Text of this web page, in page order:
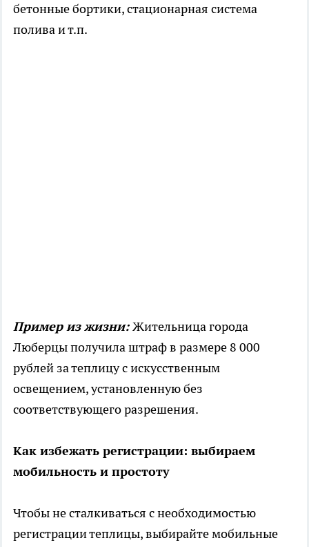
бетонные бортики, стационарная система
полива и т.п.
Пример из жизни:Жительница города
Люберцы получила штраф в размере 8 000
рублей за теплицу с искусственным
освещением, установленную без
соответствующего разрешения.
Как избежать регистрации: выбираем
мобильность и простоту
Чтобы не сталкиваться с необходимостью
регистрации теплицы, выбирайте мобильные